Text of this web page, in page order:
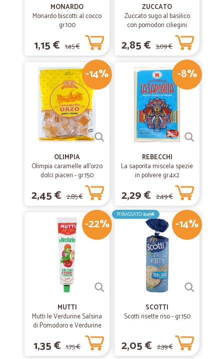
MONARDO
Monardo biscotti al cocco
gr.100
1,15 € 1,45 €
ZUCCATO
Zuccato sugo al basilico
con pomodori ciliegini
interi freschi gr.370
2,85 € 3,09 €
-14%
OLIMPIA
Olimpia caramelle all'orzo
dolci piaceri - gr.150
2,45 € 2,85 €
-8%
REBECCHI
La saporita miscela spezie
in polvere gr.4x2
2,29 € 2,49 €
-22%
MUTTI
Mutti le Verdurine Salsina
di Pomodoro e Verdurine
1,35 € 1,75 €
-14%
RIBASSATO2,45€
SCOTTI
Scotti risette riso - gr.150
2,05 € 2,39 €